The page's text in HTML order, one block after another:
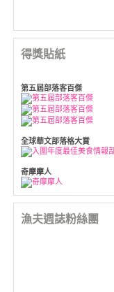
得獎貼紙
第五屆部落客百傑
全球華文部落格大賞
奇摩摩人
漁夫週誌粉絲團